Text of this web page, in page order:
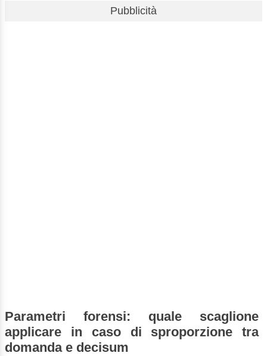
Pubblicità
Parametri forensi: quale scaglione
applicare in caso di sproporzione tra
domanda e decisum